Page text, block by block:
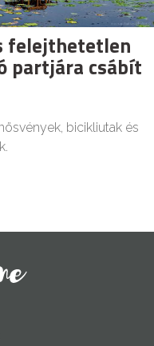
felejthetetlen
partjára csábít
bicikliutak és